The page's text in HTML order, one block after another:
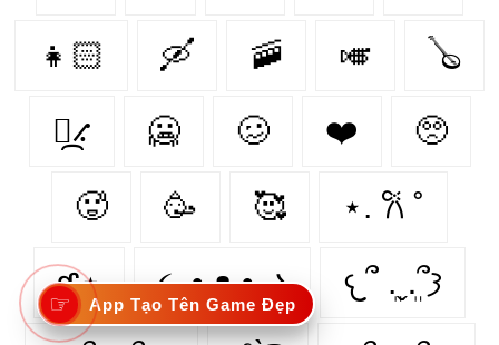
👧🏻 🛶 🚠 🎺 🪕
⳻᷼⳺ 🥶️ 🥴️ ❤️️ 🥺️
🥵️ 🥳️ 🥰️ ⋆. 𐙚 ˚
𑣲⋆ ૮₍ • ᴥ • ₎ა 𐔌՞ ܸ.ˬ.ܸ՞𐦯
☞ App Tạo Tên Game Đẹp